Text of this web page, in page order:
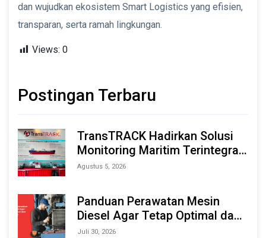
dan wujudkan ekosistem Smart Logistics yang efisien,
transparan, serta ramah lingkungan.
Views: 0
Postingan Terbaru
TransTRACK Hadirkan Solusi
Monitoring Maritim Terintegrasi
Berbasis AI & IoT di Indonesia
Agustus 5, 2026
Panduan Perawatan Mesin
Diesel Agar Tetap Optimal dan
Tahan Lama
Juli 30, 2026